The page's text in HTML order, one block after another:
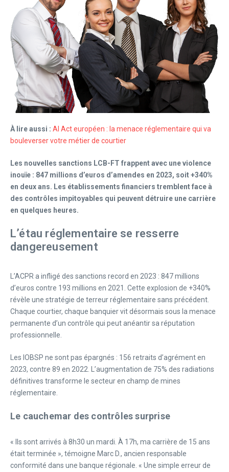
À lire aussi : AI Act européen : la menace réglementaire qui va
bouleverser votre métier de courtier
Les nouvelles sanctions LCB-FT frappent avec une violence
inouïe : 847 millions d’euros d’amendes en 2023, soit +340%
en deux ans. Les établissements financiers tremblent face à
des contrôles impitoyables qui peuvent détruire une carrière
en quelques heures.
L’étau réglementaire se resserre
dangereusement
L’ACPR a infligé des sanctions record en 2023 : 847 millions
d’euros contre 193 millions en 2021. Cette explosion de +340%
révèle une stratégie de terreur réglementaire sans précédent.
Chaque courtier, chaque banquier vit désormais sous la menace
permanente d’un contrôle qui peut anéantir sa réputation
professionnelle.
Les IOBSP ne sont pas épargnés : 156 retraits d’agrément en
2023, contre 89 en 2022. L’augmentation de 75% des radiations
définitives transforme le secteur en champ de mines
réglementaire.
Le cauchemar des contrôles surprise
« Ils sont arrivés à 8h30 un mardi. À 17h, ma carrière de 15 ans
était terminée », témoigne Marc D., ancien responsable
conformité dans une banque régionale. « Une simple erreur de